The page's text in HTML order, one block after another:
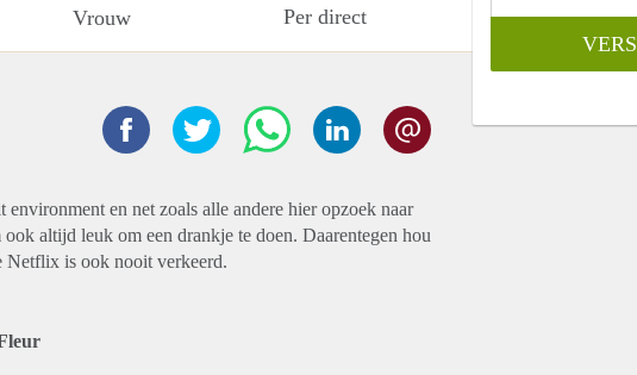
Vrouw Per direct
en net zoals alle andere hier opzoek naar
altijd leuk om een drankje te doen. Daarentegen hou
Netflix is ook nooit verkeerd.